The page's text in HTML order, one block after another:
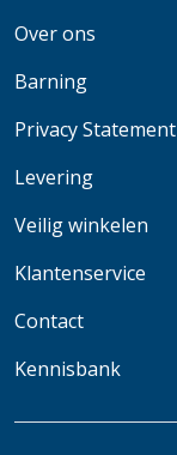
Over ons
Barning
Privacy Statement
Levering
Veilig winkelen
Klantenservice
Contact
Kennisbank